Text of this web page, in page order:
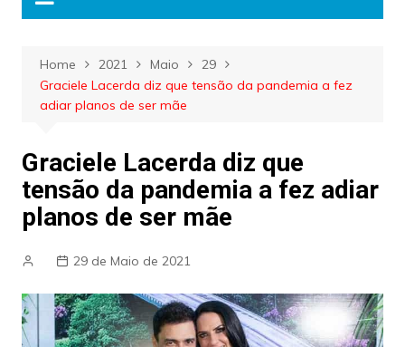
Home 2021 Maio
29
Graciele Lacerda diz que tensão da pandemia a fez
adiar planos de ser mãe
Graciele Lacerda diz que
tensão da pandemia a fez adiar
planos de ser mãe
29 de Maio de 2021